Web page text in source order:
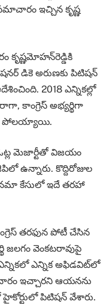
ఇచ్చిన కృష్ణ
కృష్ణమోహన్‌రెడ్డికి
డికె అరుణకు పిటిషన్
2018 ఎన్నికల్లో
రాగా, కాంగ్రెస్ అభ్యర్థిగా
పోలయ్యాయి.
ఓట్ల మెజార్టీతో విజయం
ఉన్నారు. కొద్దిరోజుల
కేసులో ఇదే తరహా
తరఫున పోటీ చేసిన
జలగం వెంకటరావుపై
ఎన్నిక అఫిడవిట్‌లో
ఇచ్చారని ఆయనను
పిటిషన్ వేశారు.